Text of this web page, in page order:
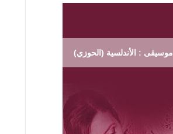
موسيقى : الأندلسية (الحوزي)